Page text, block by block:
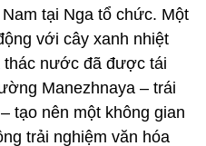
tại Nga tổ chức. Một
với cây xanh nhiệt
nước đã được tái
Manezhnaya – trái
tạo nên một không gian
trải nghiệm văn hóa